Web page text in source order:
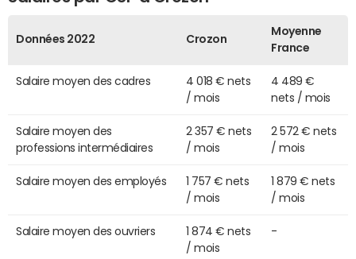
Données 2022 Crozon
Moyenne
France
Salaire moyen des cadres
4 018 € nets
/ mois
4 489 €
nets / mois
Salaire moyen des
professions intermédiaires
2 357 € nets
/ mois
2 572 € nets
/ mois
Salaire moyen des employés
1 757 € nets
/ mois
1 879 € nets
/ mois
Salaire moyen des ouvriers
1 874 € nets
/ mois
-